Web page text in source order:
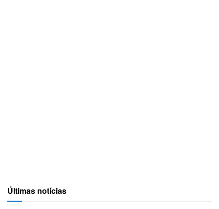
Últimas notícias